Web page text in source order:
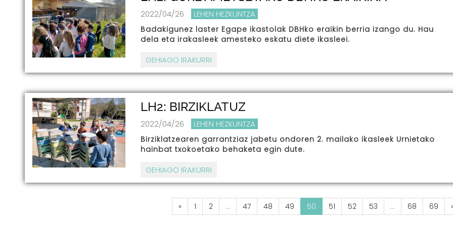
2022/04/26 LEHEN HEZKUNTZA
Badakigunez laster Egape ikastolak DBHko eraikin berria izango du. Hau
dela eta irakasleek amesteko eskatu diete ikasleei.
GEHIAGO IRAKURRI
LH2: BIRZIKLATUZ
2022/04/26 LEHEN HEZKUNTZA
Birziklatzearen garrantziaz jabetu ondoren 2. mailako ikasleek Urnietako
hainbat txokoetako behaketa egin dute.
GEHIAGO IRAKURRI
« 1 2 ... 47 48 49 50 51 52 53 ... 68 69